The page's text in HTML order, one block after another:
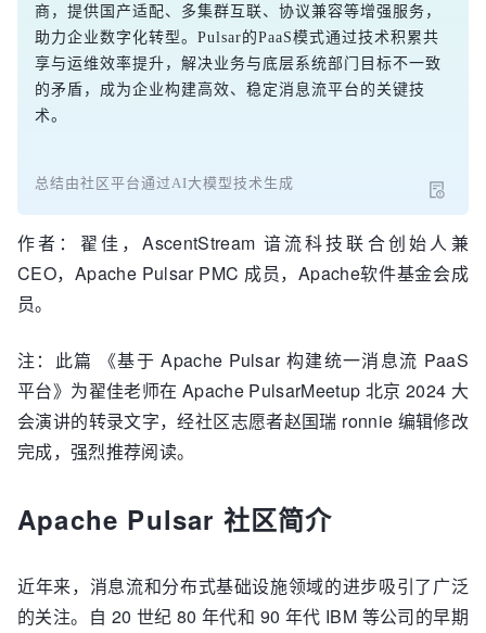
商，提供国产适配、多集群互联、协议兼容等增强服务，
助力企业数字化转型。Pulsar的PaaS模式通过技术积累共
享与运维效率提升，解决业务与底层系统部门目标不一致
的矛盾，成为企业构建高效、稳定消息流平台的关键技
术。
总结由社区平台通过AI大模型技术生成
作者：翟佳，AscentStream 谙流科技联合创始人兼
CEO，Apache Pulsar PMC 成员，Apache软件基金会成
员。
注：此篇 《基于 Apache Pulsar 构建统一消息流 PaaS
平台》为翟佳老师在 Apache PulsarMeetup 北京 2024 大
会演讲的转录文字，经社区志愿者赵国瑞 ronnie 编辑修改
完成，强烈推荐阅读。
Apache Pulsar 社区简介
近年来，消息流和分布式基础设施领域的进步吸引了广泛
的关注。自 20 世纪 80 年代和 90 年代 IBM 等公司的早期